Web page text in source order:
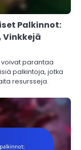
Palkinnot:
parantaa
palkintoja, jotka
resursseja.